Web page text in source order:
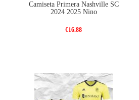
Camiseta Primera Nashville SC
2024 2025 Nino
€16.88